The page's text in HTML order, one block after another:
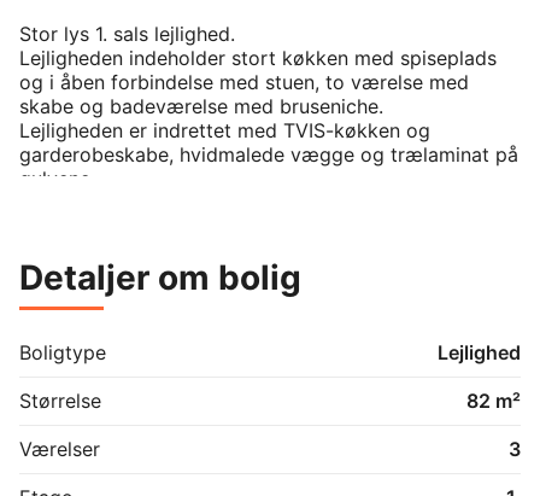
Stor lys 1. sals lejlighed.
Lejligheden indeholder stort køkken med spiseplads
og i åben forbindelse med stuen, to værelse med
skabe og badeværelse med bruseniche.
Lejligheden er indrettet med TVIS-køkken og
garderobeskabe, hvidmalede vægge og trælaminat på
gulvene.
Lejligheden har egen indgang og adgang til fælles
vaskeri.
Det er ikke tilladt at holde husdyr.
Det er ikke tilladt at ryge i lejligheden.
Detaljer om bolig
Boligtype
Lejlighed
Størrelse
82 m²
Værelser
3